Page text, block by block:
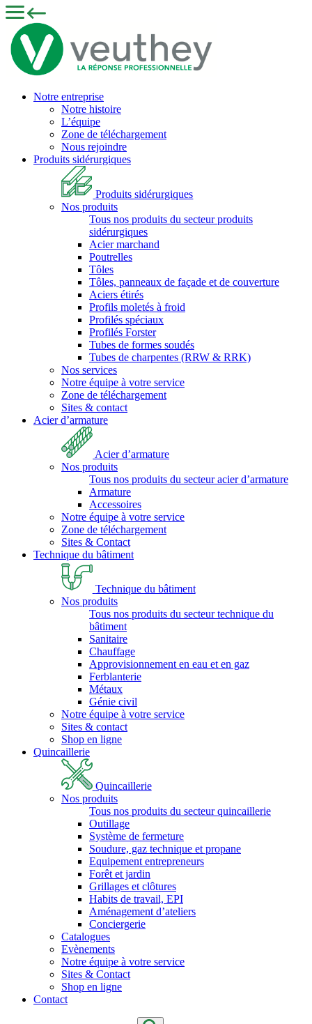
Notre entreprise
Notre histoire
L’équipe
Zone de téléchargement
Nous rejoindre
Produits sidérurgiques
Produits sidérurgiques
Nos produits
Tous nos produits du secteur produits
sidérurgiques
Acier marchand
Poutrelles
Tôles
Tôles, panneaux de façade et de couverture
Aciers étirés
Profils moletés à froid
Profilés spéciaux
Profilés Forster
Tubes de formes soudés
Tubes de charpentes (RRW & RRK)
Nos services
Notre équipe à votre service
Zone de téléchargement
Sites & contact
Acier d’armature
Acier d’armature
Nos produits
Tous nos produits du secteur acier d’armature
Armature
Accessoires
Notre équipe à votre service
Zone de téléchargement
Sites & Contact
Technique du bâtiment
Technique du bâtiment
Nos produits
Tous nos produits du secteur technique du
bâtiment
Sanitaire
Chauffage
Approvisionnement en eau et en gaz
Ferblanterie
Métaux
Génie civil
Notre équipe à votre service
Sites & contact
Shop en ligne
Quincaillerie
Quincaillerie
Nos produits
Tous nos produits du secteur quincaillerie
Outillage
Système de fermeture
Soudure, gaz technique et propane
Equipement entrepreneurs
Forêt et jardin
Grillages et clôtures
Habits de travail, EPI
Aménagement d’ateliers
Conciergerie
Catalogues
Evènements
Notre équipe à votre service
Sites & Contact
Shop en ligne
Contact